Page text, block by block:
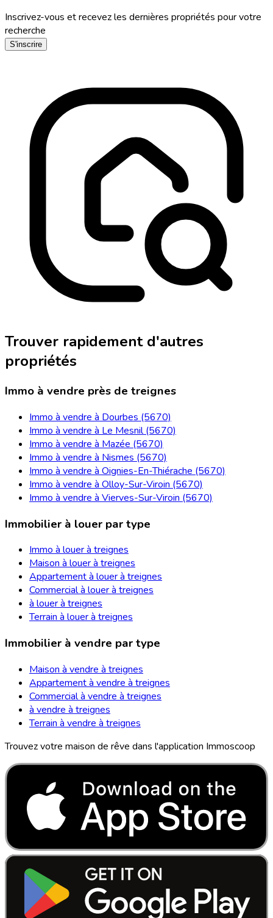
Inscrivez-vous et recevez les dernières propriétés pour votre
recherche
S'inscrire
Trouver rapidement d'autres
propriétés
Immo à vendre près de treignes
Immo à vendre à Dourbes (5670)
Immo à vendre à Le Mesnil (5670)
Immo à vendre à Mazée (5670)
Immo à vendre à Nismes (5670)
Immo à vendre à Oignies-En-Thiérache (5670)
Immo à vendre à Olloy-Sur-Viroin (5670)
Immo à vendre à Vierves-Sur-Viroin (5670)
Immobilier à louer par type
Immo à louer à treignes
Maison à louer à treignes
Appartement à louer à treignes
Commercial à louer à treignes
à louer à treignes
Terrain à louer à treignes
Immobilier à vendre par type
Maison à vendre à treignes
Appartement à vendre à treignes
Commercial à vendre à treignes
à vendre à treignes
Terrain à vendre à treignes
Trouvez votre maison de rêve dans l'application Immoscoop